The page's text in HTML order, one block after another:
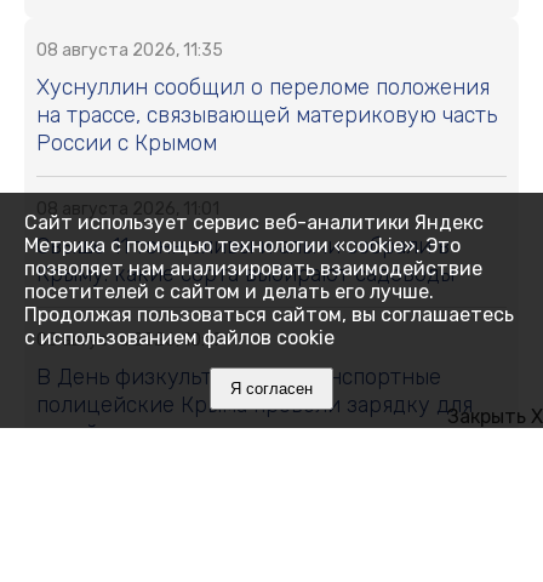
08 августа 2026, 11:35
Хуснуллин сообщил о переломе положения
на трассе, связывающей материковую часть
России с Крымом
Свыше 11 тонн сливы и алычи собрали в
Крыму: какие сорта выбирают садоводы
08 августа 2026, 10:19
В День физкультурника транспортные
полицейские Крыма провели зарядку для
детей
Закрыть X
Сайт использует сервис веб-аналитики Яндекс
Метрика с помощью технологии «cookie». Это
позволяет нам анализировать взаимодействие
посетителей с сайтом и делать его лучше.
Продолжая пользоваться сайтом, вы соглашаетесь
с использованием файлов cookie
Я согласен